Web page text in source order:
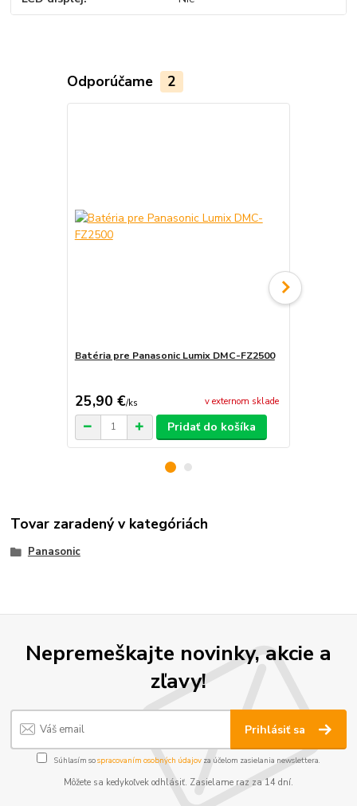
Odporúčame 2
Batéria pre Panasonic Lumix DMC-FZ2500
25,90 €/ks v externom sklade
Pridať do košíka
Tovar zaradený v kategóriách
Panasonic
Nepremeškajte novinky, akcie a
zľavy!
Prihlásiť sa
Súhlasím sospracovaním osobných údajov za účelom zasielania newslettera.
Môžete sa kedykoľvek odhlásiť. Zasielame raz za 14 dní.